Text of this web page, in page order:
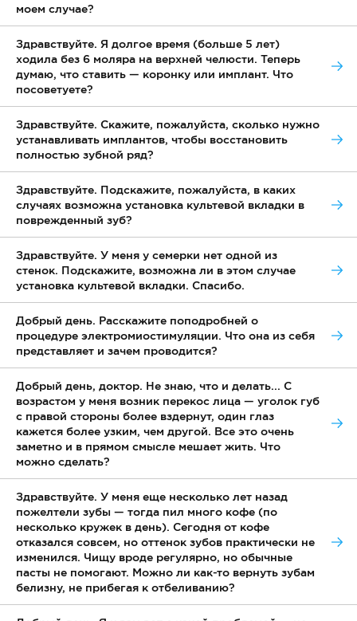
моем случае?
Здравствуйте. Я долгое время (больше 5 лет)
ходила без 6 моляра на верхней челюсти. Теперь
думаю, что ставить — коронку или имплант. Что
посоветуете?
Здравствуйте. Скажите, пожалуйста, сколько нужно
устанавливать имплантов, чтобы восстановить
полностью зубной ряд?
Здравствуйте. Подскажите, пожалуйста, в каких
случаях возможна установка культевой вкладки в
поврежденный зуб?
Здравствуйте. У меня у семерки нет одной из
стенок. Подскажите, возможна ли в этом случае
установка культевой вкладки. Спасибо.
Добрый день. Расскажите поподробней о
процедуре электромиостимуляции. Что она из себя
представляет и зачем проводится?
Добрый день, доктор. Не знаю, что и делать... С
возрастом у меня возник перекос лица — уголок губ
с правой стороны более вздернут, один глаз
кажется более узким, чем другой. Все это очень
заметно и в прямом смысле мешает жить. Что
можно сделать?
Здравствуйте. У меня еще несколько лет назад
пожелтели зубы — тогда пил много кофе (по
несколько кружек в день). Сегодня от кофе
отказался совсем, но оттенок зубов практически не
изменился. Чищу вроде регулярно, но обычные
пасты не помогают. Можно ли как-то вернуть зубам
белизну, не прибегая к отбеливанию?